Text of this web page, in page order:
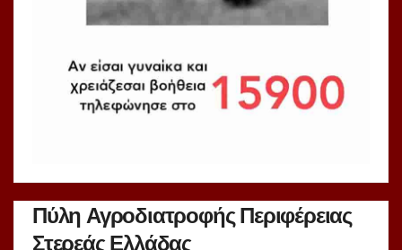
Πύλη Αγροδιατροφής Περιφέρειας
Στερεάς Ελλάδας